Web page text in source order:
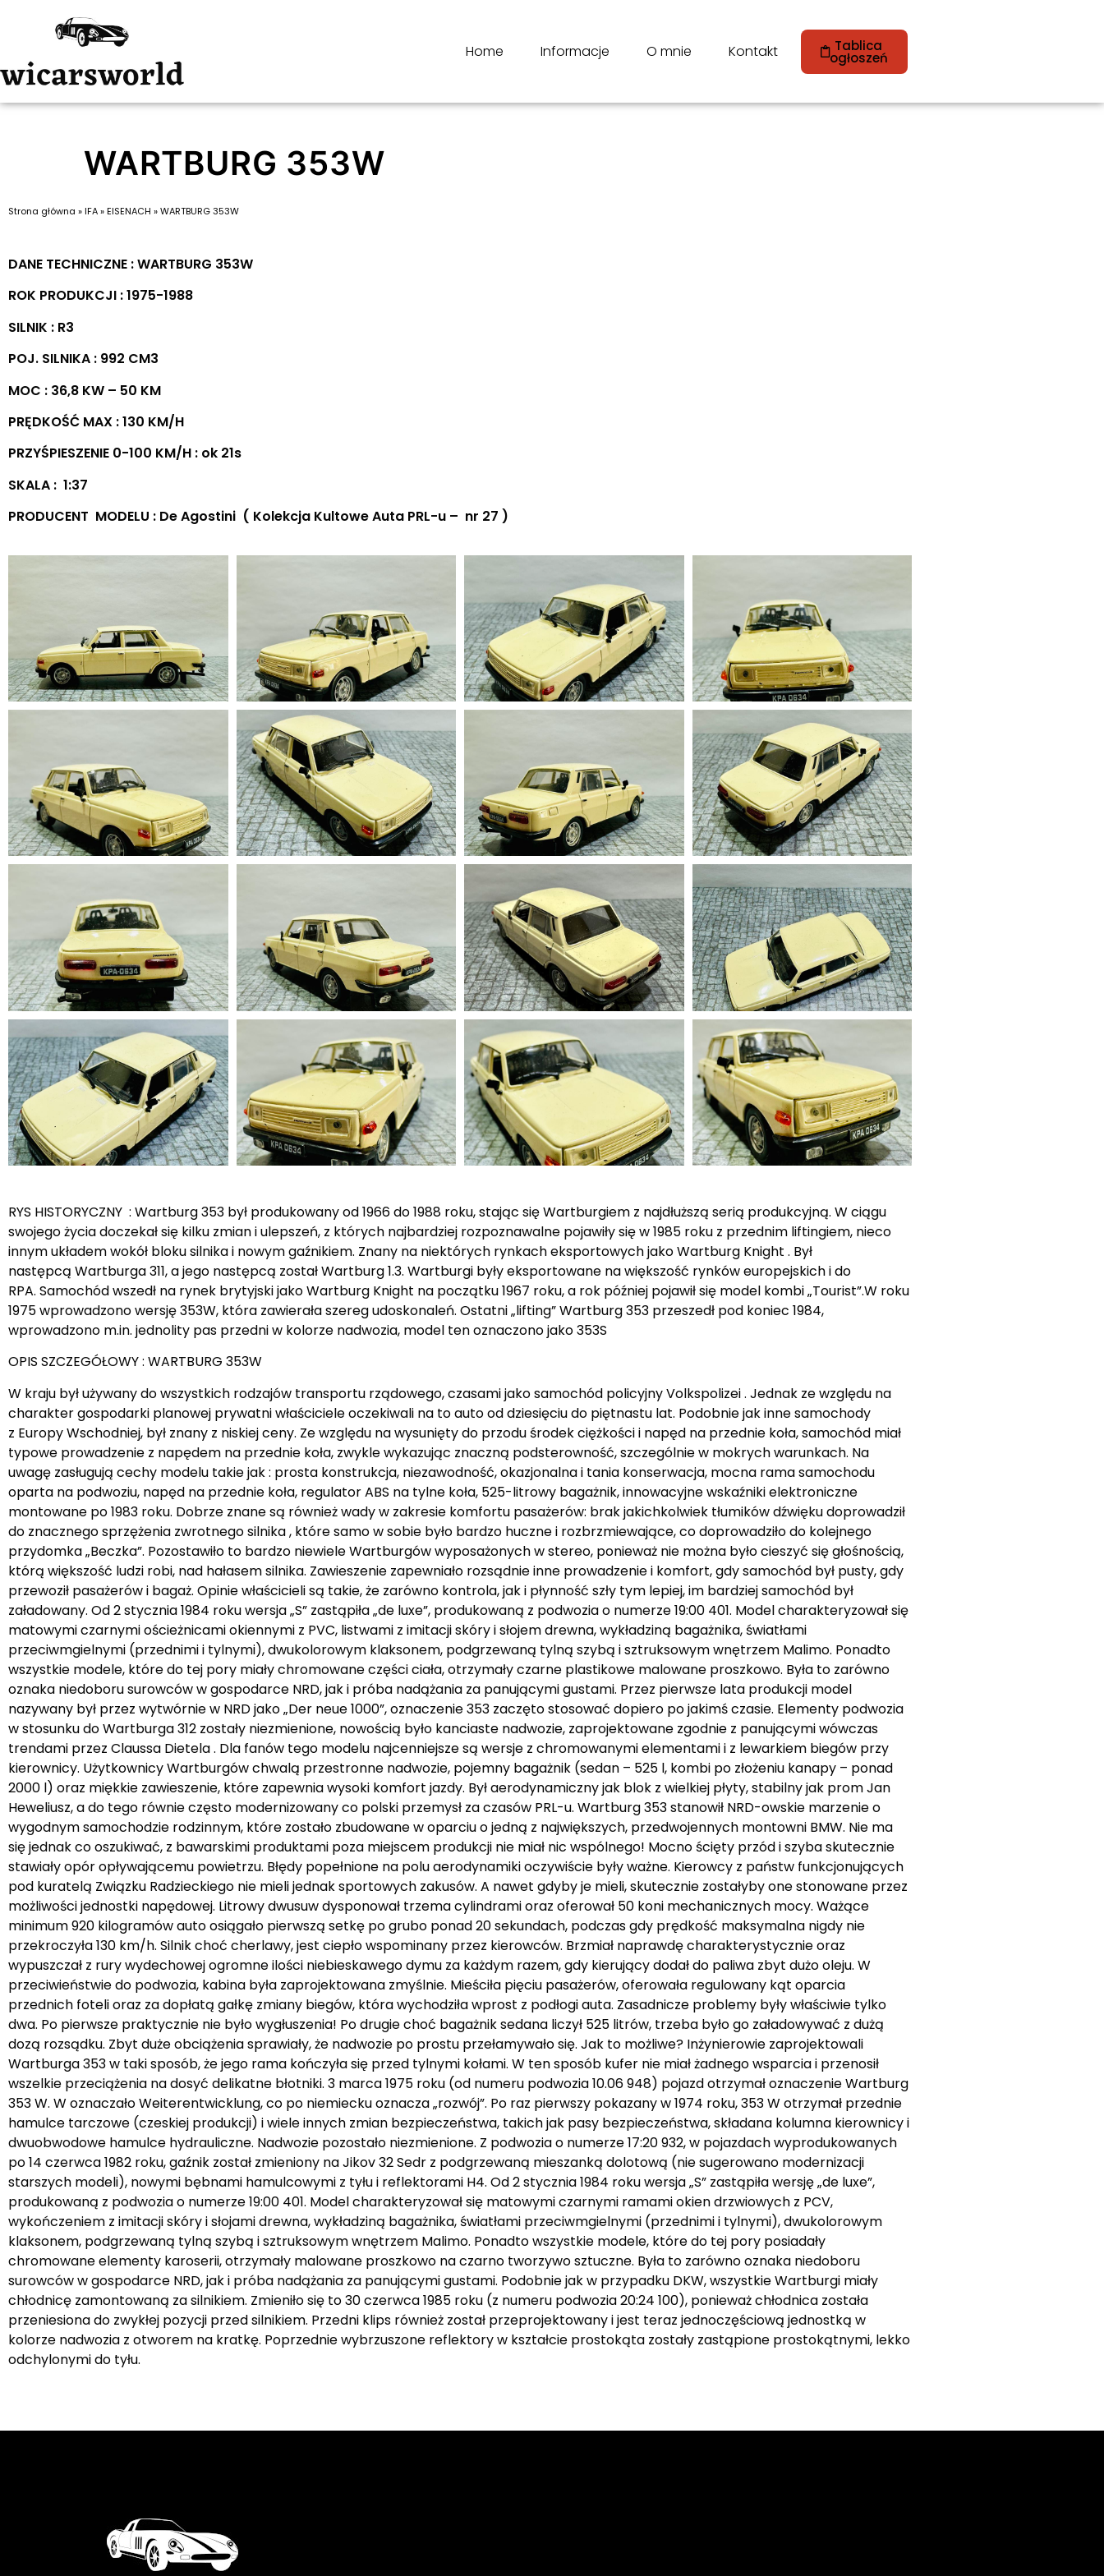
Home Informacje O mnie Kontakt Tablica
ogłoszeń
WARTBURG 353W
Strona główna »IFA»EISENACH »WARTBURG 353W
DANE TECHNICZNE : WARTBURG 353W
ROK PRODUKCJI : 1975-1988
SILNIK : R3
POJ. SILNIKA : 992 CM3
MOC : 36,8 KW – 50 KM
PRĘDKOŚĆ MAX : 130 KM/H
PRZYŚPIESZENIE 0-100 KM/H : ok 21s
SKALA : 1:37
PRODUCENT MODELU : De Agostini ( Kolekcja Kultowe Auta PRL-u – nr 27 )
RYS HISTORYCZNY : Wartburg 353 był produkowany od 1966 do 1988 roku, stając się Wartburgiem z najdłuższą serią produkcyjną. W ciągu
swojego życia doczekał się kilku zmian i ulepszeń, z których najbardziej rozpoznawalne pojawiły się w 1985 roku z przednim liftingiem, nieco
innym układem wokół bloku silnika i nowym gaźnikiem. Znany na niektórych rynkach eksportowych jako Wartburg Knight . Był
następcą Wartburga 311, a jego następcą został Wartburg 1.3. Wartburgi były eksportowane na większość rynków europejskich i do
RPA. Samochód wszedł na rynek brytyjski jako Wartburg Knight na początku 1967 roku, a rok później pojawił się model kombi „Tourist”.W roku
1975 wprowadzono wersję 353W, która zawierała szereg udoskonaleń. Ostatni „lifting” Wartburg 353 przeszedł pod koniec 1984,
wprowadzono m.in. jednolity pas przedni w kolorze nadwozia, model ten oznaczono jako 353S
OPIS SZCZEGÓŁOWY : WARTBURG 353W
W kraju był używany do wszystkich rodzajów transportu rządowego, czasami jako samochód policyjny Volkspolizei . Jednak ze względu na
charakter gospodarki planowej prywatni właściciele oczekiwali na to auto od dziesięciu do piętnastu lat. Podobnie jak inne samochody
z Europy Wschodniej, był znany z niskiej ceny. Ze względu na wysunięty do przodu środek ciężkości i napęd na przednie koła, samochód miał
typowe prowadzenie z napędem na przednie koła, zwykle wykazując znaczną podsterowność, szczególnie w mokrych warunkach. Na
uwagę zasługują cechy modelu takie jak : prosta konstrukcja, niezawodność, okazjonalna i tania konserwacja, mocna rama samochodu
oparta na podwoziu, napęd na przednie koła, regulator ABS na tylne koła, 525-litrowy bagażnik, innowacyjne wskaźniki elektroniczne
montowane po 1983 roku. Dobrze znane są również wady w zakresie komfortu pasażerów: brak jakichkolwiek tłumików dźwięku doprowadził
do znacznego sprzężenia zwrotnego silnika , które samo w sobie było bardzo huczne i rozbrzmiewające, co doprowadziło do kolejnego
przydomka „Beczka”. Pozostawiło to bardzo niewiele Wartburgów wyposażonych w stereo, ponieważ nie można było cieszyć się głośnością,
którą większość ludzi robi, nad hałasem silnika. Zawieszenie zapewniało rozsądnie inne prowadzenie i komfort, gdy samochód był pusty, gdy
przewoził pasażerów i bagaż. Opinie właścicieli są takie, że zarówno kontrola, jak i płynność szły tym lepiej, im bardziej samochód był
załadowany. Od 2 stycznia 1984 roku wersja „S” zastąpiła „de luxe”, produkowaną z podwozia o numerze 19:00 401. Model charakteryzował się
matowymi czarnymi ościeżnicami okiennymi z PVC, listwami z imitacji skóry i słojem drewna, wykładziną bagażnika, światłami
przeciwmgielnymi (przednimi i tylnymi), dwukolorowym klaksonem, podgrzewaną tylną szybą i sztruksowym wnętrzem Malimo. Ponadto
wszystkie modele, które do tej pory miały chromowane części ciała, otrzymały czarne plastikowe malowane proszkowo. Była to zarówno
oznaka niedoboru surowców w gospodarce NRD, jak i próba nadążania za panującymi gustami. Przez pierwsze lata produkcji model
nazywany był przez wytwórnie w NRD jako „Der neue 1000”, oznaczenie 353 zaczęto stosować dopiero po jakimś czasie. Elementy podwozia
w stosunku do Wartburga 312 zostały niezmienione, nowością było kanciaste nadwozie, zaprojektowane zgodnie z panującymi wówczas
trendami przez Claussa Dietela . Dla fanów tego modelu najcenniejsze są wersje z chromowanymi elementami i z lewarkiem biegów przy
kierownicy. Użytkownicy Wartburgów chwalą przestronne nadwozie, pojemny bagażnik (sedan – 525 l, kombi po złożeniu kanapy – ponad
2000 l) oraz miękkie zawieszenie, które zapewnia wysoki komfort jazdy. Był aerodynamiczny jak blok z wielkiej płyty, stabilny jak prom Jan
Heweliusz, a do tego równie często modernizowany co polski przemysł za czasów PRL-u. Wartburg 353 stanowił NRD-owskie marzenie o
wygodnym samochodzie rodzinnym, które zostało zbudowane w oparciu o jedną z największych, przedwojennych montowni BMW. Nie ma
się jednak co oszukiwać, z bawarskimi produktami poza miejscem produkcji nie miał nic wspólnego! Mocno ścięty przód i szyba skutecznie
stawiały opór opływającemu powietrzu. Błędy popełnione na polu aerodynamiki oczywiście były ważne. Kierowcy z państw funkcjonujących
pod kuratelą Związku Radzieckiego nie mieli jednak sportowych zakusów. A nawet gdyby je mieli, skutecznie zostałyby one stonowane przez
możliwości jednostki napędowej. Litrowy dwusuw dysponował trzema cylindrami oraz oferował 50 koni mechanicznych mocy. Ważące
minimum 920 kilogramów auto osiągało pierwszą setkę po grubo ponad 20 sekundach, podczas gdy prędkość maksymalna nigdy nie
przekroczyła 130 km/h. Silnik choć cherlawy, jest ciepło wspominany przez kierowców. Brzmiał naprawdę charakterystycznie oraz
wypuszczał z rury wydechowej ogromne ilości niebieskawego dymu za każdym razem, gdy kierujący dodał do paliwa zbyt dużo oleju. W
przeciwieństwie do podwozia, kabina była zaprojektowana zmyślnie. Mieściła pięciu pasażerów, oferowała regulowany kąt oparcia
przednich foteli oraz za dopłatą gałkę zmiany biegów, która wychodziła wprost z podłogi auta. Zasadnicze problemy były właściwie tylko
dwa. Po pierwsze praktycznie nie było wygłuszenia! Po drugie choć bagażnik sedana liczył 525 litrów, trzeba było go załadowywać z dużą
dozą rozsądku. Zbyt duże obciążenia sprawiały, że nadwozie po prostu przełamywało się. Jak to możliwe? Inżynierowie zaprojektowali
Wartburga 353 w taki sposób, że jego rama kończyła się przed tylnymi kołami. W ten sposób kufer nie miał żadnego wsparcia i przenosił
wszelkie przeciążenia na dosyć delikatne błotniki. 3 marca 1975 roku (od numeru podwozia 10.06 948) pojazd otrzymał oznaczenie Wartburg
353 W. W oznaczało Weiterentwicklung, co po niemiecku oznacza „rozwój”. Po raz pierwszy pokazany w 1974 roku, 353 W otrzymał przednie
hamulce tarczowe (czeskiej produkcji) i wiele innych zmian bezpieczeństwa, takich jak pasy bezpieczeństwa, składana kolumna kierownicy i
dwuobwodowe hamulce hydrauliczne. Nadwozie pozostało niezmienione. Z podwozia o numerze 17:20 932, w pojazdach wyprodukowanych
po 14 czerwca 1982 roku, gaźnik został zmieniony na Jikov 32 Sedr z podgrzewaną mieszanką dolotową (nie sugerowano modernizacji
starszych modeli), nowymi bębnami hamulcowymi z tyłu i reflektorami H4. Od 2 stycznia 1984 roku wersja „S” zastąpiła wersję „de luxe”,
produkowaną z podwozia o numerze 19:00 401. Model charakteryzował się matowymi czarnymi ramami okien drzwiowych z PCV,
wykończeniem z imitacji skóry i słojami drewna, wykładziną bagażnika, światłami przeciwmgielnymi (przednimi i tylnymi), dwukolorowym
klaksonem, podgrzewaną tylną szybą i sztruksowym wnętrzem Malimo. Ponadto wszystkie modele, które do tej pory posiadały
chromowane elementy karoserii, otrzymały malowane proszkowo na czarno tworzywo sztuczne. Była to zarówno oznaka niedoboru
surowców w gospodarce NRD, jak i próba nadążania za panującymi gustami. Podobnie jak w przypadku DKW, wszystkie Wartburgi miały
chłodnicę zamontowaną za silnikiem. Zmieniło się to 30 czerwca 1985 roku (z numeru podwozia 20:24 100), ponieważ chłodnica została
przeniesiona do zwykłej pozycji przed silnikiem. Przedni klips również został przeprojektowany i jest teraz jednoczęściową jednostką w
kolorze nadwozia z otworem na kratkę. Poprzednie wybrzuszone reflektory w kształcie prostokąta zostały zastąpione prostokątnymi, lekko
odchylonymi do tyłu.